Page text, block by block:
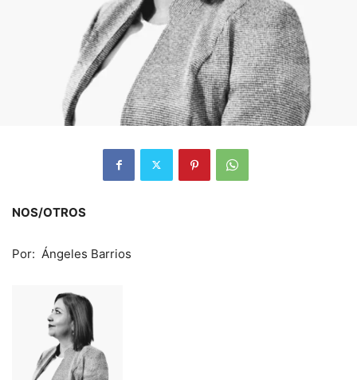
NOS/OTROS
Por: Ángeles Barrios